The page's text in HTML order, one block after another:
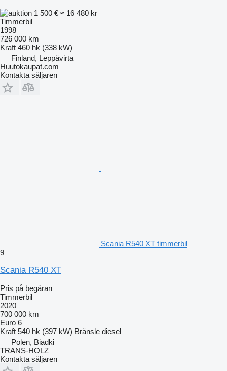
1 500 € ≈ 16 480 kr
Timmerbil
1998
726 000 km
Kraft 460 hk (338 kW)
Finland, Leppävirta
Huutokaupat.com
Kontakta säljaren
Scania R540 XT timmerbil
9
Scania R540 XT
Pris på begäran
Timmerbil
2020
700 000 km
Euro 6
Kraft 540 hk (397 kW) Bränsle diesel
Polen, Biadki
TRANS-HOLZ
Kontakta säljaren